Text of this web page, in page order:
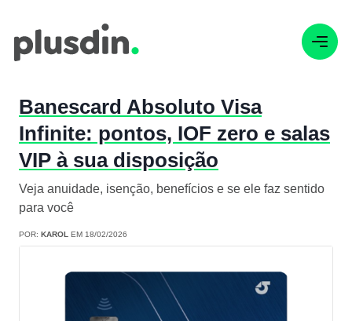
Banescard Absoluto Visa
Infinite: pontos, IOF zero e salas
VIP à sua disposição
Veja anuidade, isenção, benefícios e se ele faz sentido
para você
POR: KAROL EM 18/02/2026